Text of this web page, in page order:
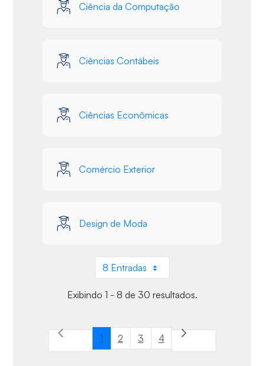
Ciência da Computação
Ciências Contábeis
Ciências Econômicas
Comércio Exterior
Design de Moda
8 EntradasPor página
Exibindo 1 - 8 de 30 resultados.
Página
1 Página
2 Página
3 Página
4